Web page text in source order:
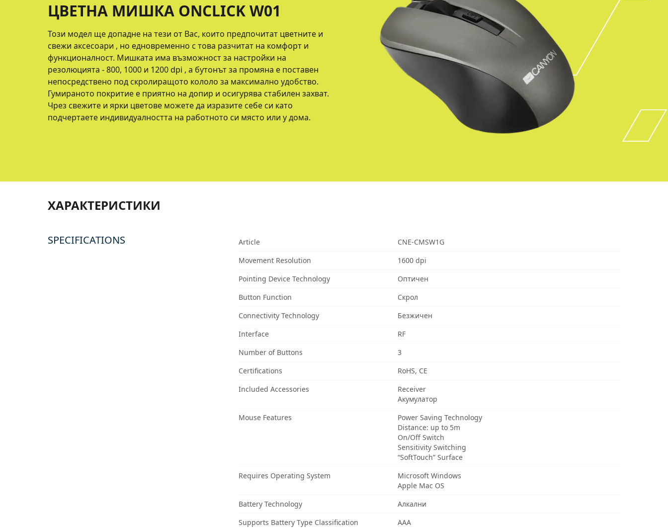
ЦВЕТНА МИШКА ONCLICK W01
Този модел ще допадне на тези от Вас, които предпочитат цветните и
свежи аксесоари , но едновременно с това разчитат на комфорт и
функционалност. Мишката има възможност за настройки на
резолюцията - 800, 1000 и 1200 dpi , a бутонът за промяна е поставен
непосредствено под скролиращото кололо за максимално удобство.
Гумираното покритие е приятно на допир и осигурява стабилен захват.
Чрез свежите и ярки цветове можете да изразите себе си като
подчертаете индивидуалността на работното си място или у дома.
ХАРАКТЕРИСТИКИ
SPECIFICATIONS Article
CNE-CMSW1G
Movement Resolution
1600 dpi
Pointing Device Technology
Оптичен
Button Function
Скрол
Connectivity Technology
Безжичен
Interface
RF
Number of Buttons
3
Certifications
RoHS, CE
Included Accessories
Receiver
Акумулатор
Mouse Features
Power Saving Technology
Distance: up to 5m
On/Off Switch
Sensitivity Switching
“SoftTouch” Surface
Requires Operating System
Microsoft Windows
Apple Mac OS
Battery Technology
Алкални
Supports Battery Type Classification
AAA